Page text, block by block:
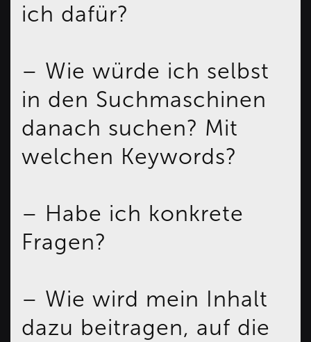
ich dafür?
– Wie würde ich selbst
in den Suchmaschinen
danach suchen? Mit
welchen Keywords?
– Habe ich konkrete
Fragen?
– Wie wird mein Inhalt
dazu beitragen, auf die